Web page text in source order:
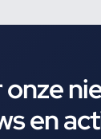
onze
en